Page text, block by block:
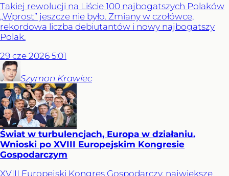
Takiej rewolucji na Liście 100 najbogatszych Polaków
„Wprost” jeszcze nie było. Zmiany w czołówce,
rekordowa liczba debiutantów i nowy najbogatszy
Polak.
29 cze 2026 5:01
Szymon Krawiec
Świat w turbulencjach, Europa w działaniu.
Wnioski po XVIII Europejskim Kongresie
Gospodarczym
XVIII Europejski Kongres Gospodarczy, największe